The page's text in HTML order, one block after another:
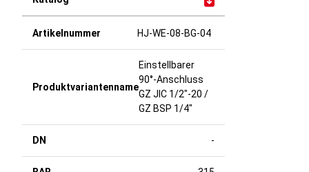
HJ-WE-08-BG-04
Einstellbarer
90°-Anschluss
GZ JIC 1/2"-20 /
GZ BSP 1/4"
-